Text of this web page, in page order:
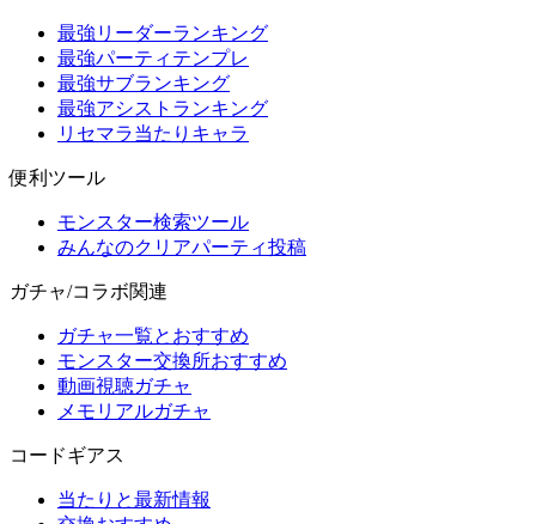
最強リーダーランキング
最強パーティテンプレ
最強サブランキング
最強アシストランキング
リセマラ当たりキャラ
便利ツール
モンスター検索ツール
みんなのクリアパーティ投稿
ガチャ/コラボ関連
ガチャ一覧とおすすめ
モンスター交換所おすすめ
動画視聴ガチャ
メモリアルガチャ
コードギアス
当たりと最新情報